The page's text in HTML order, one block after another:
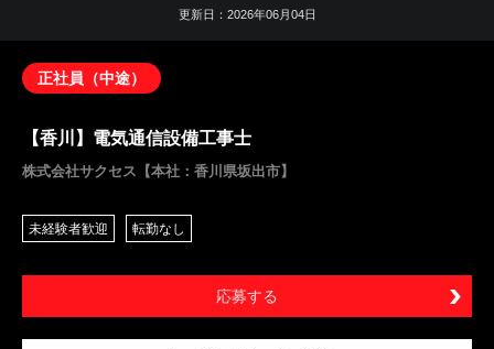
更新日：2026年06月04日
正社員（中途）
【香川】電気通信設備工事士
株式会社サクセス【本社：香川県坂出市】
未経験者歓迎 転勤なし
応募する